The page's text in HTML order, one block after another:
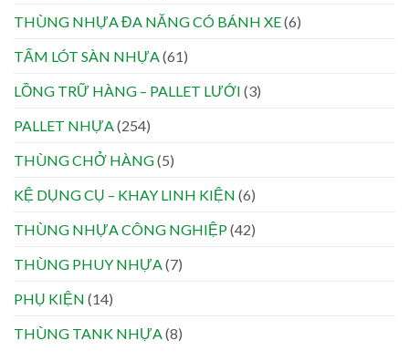
THÙNG NHỰA ĐA NĂNG CÓ BÁNH XE(6)
TẤM LÓT SÀN NHỰA(61)
LỒNG TRỮ HÀNG – PALLET LƯỚI (3)
PALLET NHỰA(254)
THÙNG CHỞ HÀNG(5)
KỆ DỤNG CỤ – KHAY LINH KIỆN (6)
THÙNG NHỰA CÔNG NGHIỆP(42)
THÙNG PHUY NHỰA(7)
PHỤ KIỆN (14)
THÙNG TANK NHỰA(8)